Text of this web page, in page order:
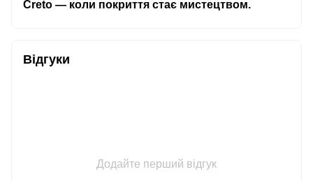
Creto — коли покриття стає мистецтвом.
Відгуки
Додайте перший відгук